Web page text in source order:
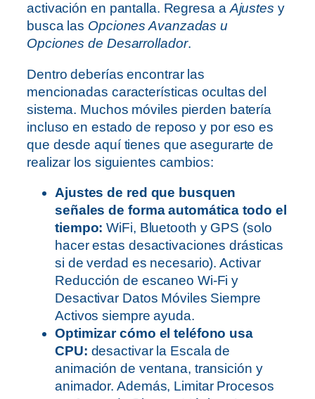
activación en pantalla. Regresa aAjustes y
busca las Opciones Avanzadas u
Opciones de Desarrollador.
Dentro deberías encontrar las
mencionadas características ocultas del
sistema. Muchos móviles pierden batería
incluso en estado de reposo y por eso es
que desde aquí tienes que asegurarte de
realizar los siguientes cambios:
Ajustes de red que busquen
señales de forma automática todo el
tiempo: WiFi, Bluetooth y GPS (solo
hacer estas desactivaciones drásticas
si de verdad es necesario). Activar
Reducción de escaneo Wi‑Fi y
Desactivar Datos Móviles Siempre
Activos siempre ayuda.
Optimizar cómo el teléfono usa
CPU: desactivar la Escala de
animación de ventana, transición y
animador. Además, Limitar Procesos